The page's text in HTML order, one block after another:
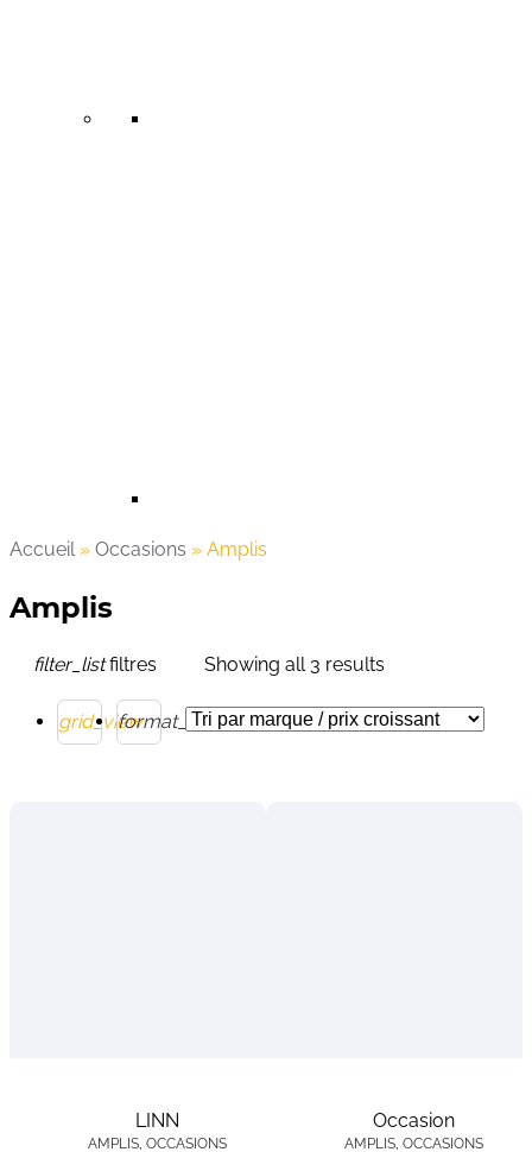
Accueil» Occasions » Amplis
Amplis
filter_list filtres Showing all 3 results
grid_viewformat_list_bulleted
LINN
AMPLIS, OCCASIONS
Occasion
AMPLIS, OCCASIONS